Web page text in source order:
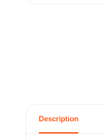
Description